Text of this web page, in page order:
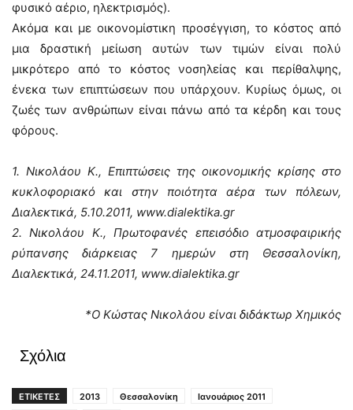
φυσικό αέριο, ηλεκτρισμός).
Ακόμα και με οικονομίστικη προσέγγιση, το κόστος από
μια δραστική μείωση αυτών των τιμών είναι πολύ
μικρότερο από το κόστος νοσηλείας και περίθαλψης,
ένεκα των επιπτώσεων που υπάρχουν. Κυρίως όμως, οι
ζωές των ανθρώπων είναι πάνω από τα κέρδη και τους
φόρους.
1. Νικολάου Κ., Επιπτώσεις της οικονομικής κρίσης στο
κυκλοφοριακό και στην ποιότητα αέρα των πόλεων,
Διαλεκτικά, 5.10.2011, www.dialektika.gr
2. Νικολάου Κ., Πρωτοφανές επεισόδιο ατμοσφαιρικής
ρύπανσης διάρκειας 7 ημερών στη Θεσσαλονίκη,
Διαλεκτικά, 24.11.2011, www.dialektika.gr
*Ο Κώστας Νικολάου είναι διδάκτωρ Χημικός
Σχόλια
ΕΤΙΚΕΤΕΣ 2013 Θεσσαλονίκη
Ιανουάριος 2011